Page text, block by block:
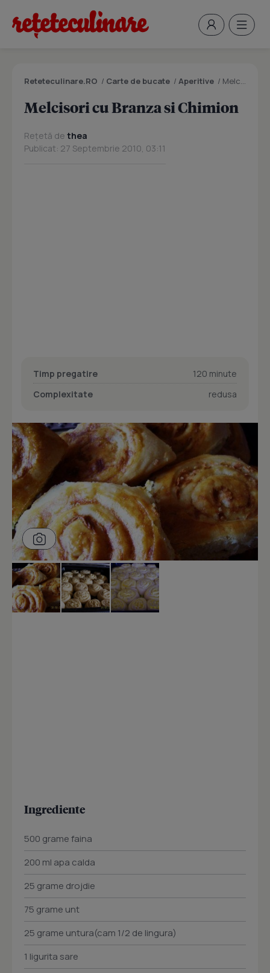
Reteteculinare.RO / Carte de bucate / Aperitive / Melcisori cu Branza si Chimion
Melcisori cu Branza si Chimion
Rețetă de thea
Publicat: 27 Septembrie 2010, 03:11
Timp pregatire
120 minute
Complexitate
redusa
Ingrediente
500 grame faina
200 ml apa calda
25 grame drojdie
75 grame unt
25 grame untura(cam 1/2 de lingura)
1 ligurita sare